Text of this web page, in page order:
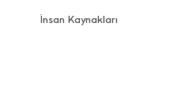
İnsan Kaynakları